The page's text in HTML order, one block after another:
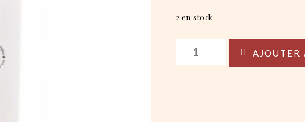
2 en stock
AJOUTER